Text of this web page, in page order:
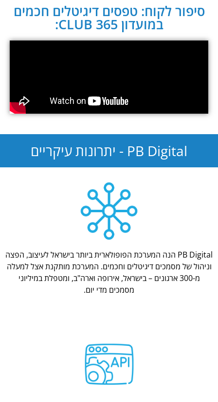
סיפור לקוח: טפסים דיגיטלים חכמים
במועדון CLUB 365:
PB Digital - יתרונות עיקריים
PB Digital הנה המערכת הפופולארית ביותר בישראל לעיצוב, הפצה
וניהול של מסמכים דיגיטלים וחכמים. המערכת מותקנת אצל למעלה
מ-300 ארגונים – בישראל, אירופה וארה"ב, ומטפלת במיליוני
מסמכים מדי יום.